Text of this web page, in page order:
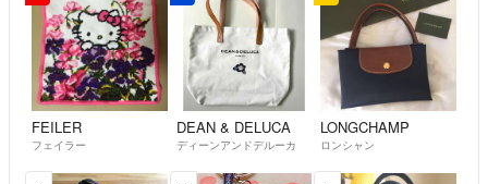
FEILER
フェイラー
DEAN & DELUCA
ディーンアンドデルーカ
LONGCHAMP
ロンシャン